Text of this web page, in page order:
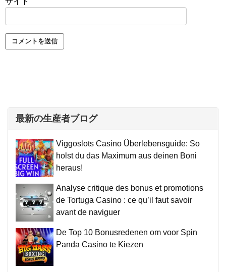
最新の生産者ブログ
Viggoslots Casino Überlebensguide: So
holst du das Maximum aus deinen Boni
heraus!
Analyse critique des bonus et promotions
de Tortuga Casino : ce qu’il faut savoir
avant de naviguer
De Top 10 Bonusredenen om voor Spin
Panda Casino te Kiezen